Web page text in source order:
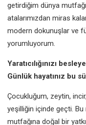
getirdiğim dünya
atalarımızdan miras
modern dokunuşlar ve
yorumluyorum.
Yaratıcılığınızı
Günlük hayatınız bu
Çocukluğum, zeytin,
yeşilliğin içinde geçti.
mutfağına doğal bir